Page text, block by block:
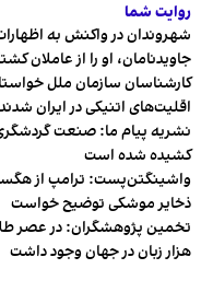
روایت شما
شهروندان در واکنش به
جاویدنامان، او را از عاملان
کارشناسان سازمان ملل
اقلیت‌های اتنیکی در ایران شدند
نشریه پیام ما: صنعت
کشیده شده است
واشینگتن‌پست: ترامپ از
ذخایر موشکی توضیح خواست
هزار زبان در جهان وجود داشت